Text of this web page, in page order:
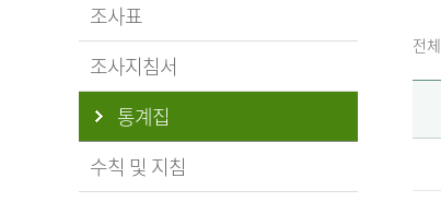
조사표
조사지침서
통계집
수칙 및 지침
전체